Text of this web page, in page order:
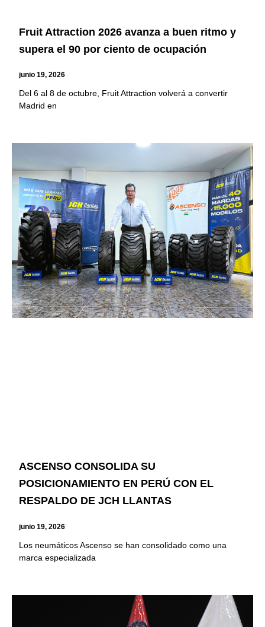
Fruit Attraction 2026 avanza a buen ritmo y
supera el 90 por ciento de ocupación
junio 19, 2026
Del 6 al 8 de octubre, Fruit Attraction volverá a convertir
Madrid en
ASCENSO CONSOLIDA SU
POSICIONAMIENTO EN PERÚ CON EL
RESPALDO DE JCH LLANTAS
junio 19, 2026
Los neumáticos Ascenso se han consolidado como una
marca especializada